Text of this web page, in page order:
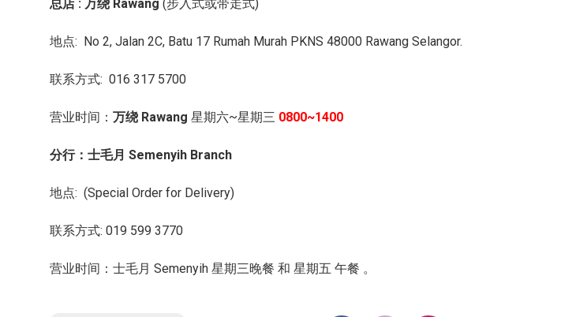
总店 : 万绕 Rawang (步入式或带走式)
地点: No 2, Jalan 2C, Batu 17 Rumah Murah PKNS 48000 Rawang Selangor.
联系方式: 016 317 5700
营业时间： 万绕 Rawang 星期六~星期三 0800~1400
分行： 士毛月 Semenyih Branch
地点: (Special Order for Delivery)
联系方式: 019 599 3770
营业时间：士毛月 Semenyih 星期三晚餐 和 星期五 午餐 。